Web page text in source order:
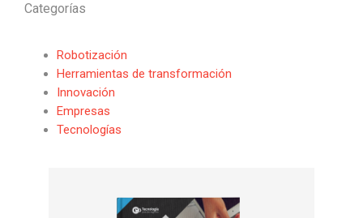
Categorías
Robotización
Herramientas de transformación
Innovación
Empresas
Tecnologías